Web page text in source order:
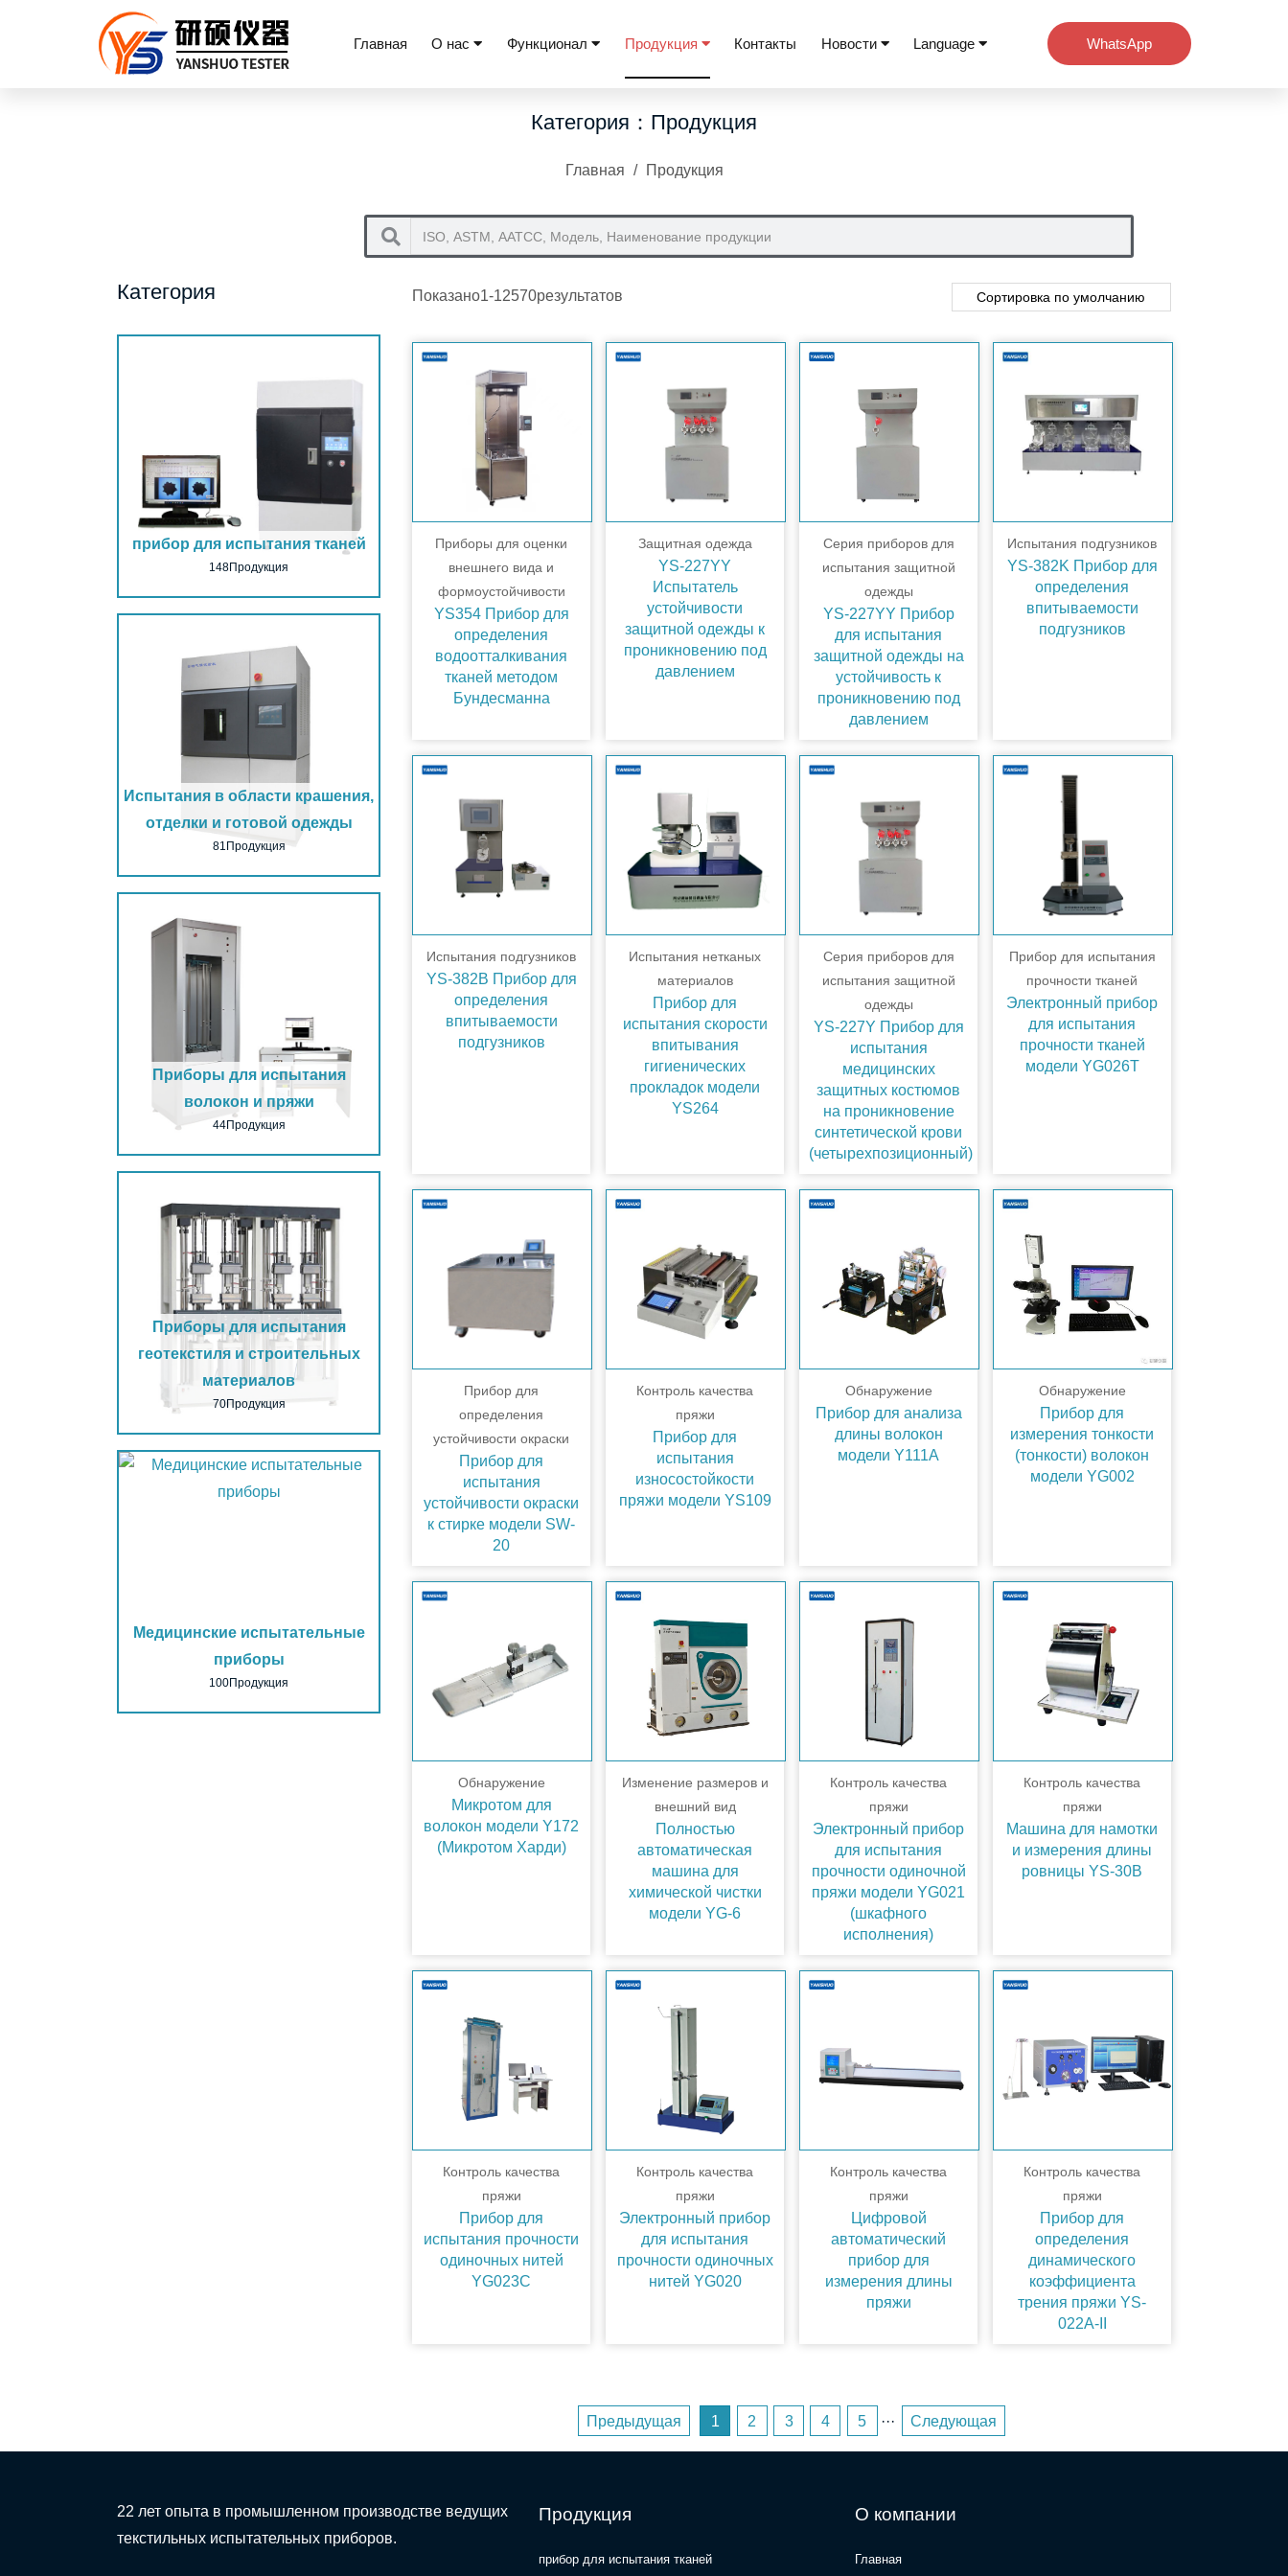
WhatsApp
Главная О нас Функционал Продукция Контакты Новости Language
Категория：Продукция
Главная / Продукция
Категория
прибор для испытания тканей
148Продукция
Испытания в области крашения,
отделки и готовой одежды
81Продукция
Приборы для испытания
волокон и пряжи
44Продукция
Приборы для испытания
геотекстиля и строительных
материалов
70Продукция
Медицинские испытательные
приборы
100Продукция
Показано1-12570результатов
Приборы для оценки
внешнего вида и
формоустойчивости
YS354 Прибор для
определения
водоотталкивания
тканей методом
Бундесманна
Защитная одежда
YS-227YY
Испытатель
устойчивости
защитной одежды к
проникновению под
давлением
Серия приборов для
испытания защитной
одежды
YS-227YY Прибор
для испытания
защитной одежды на
устойчивость к
проникновению под
давлением
Испытания подгузников
YS-382K Прибор для
определения
впитываемости
подгузников
Испытания подгузников
YS-382B Прибор для
определения
впитываемости
подгузников
Испытания нетканых
материалов
Прибор для
испытания скорости
впитывания
гигиенических
прокладок модели
YS264
Серия приборов для
испытания защитной
одежды
YS-227Y Прибор для
испытания
медицинских
защитных костюмов
на проникновение
синтетической крови
(четырехпозиционный)
Прибор для испытания
прочности тканей
Электронный прибор
для испытания
прочности тканей
модели YG026T
Прибор для
определения
устойчивости окраски
Прибор для
испытания
устойчивости окраски
к стирке модели SW-
20
Контроль качества
пряжи
Прибор для
испытания
износостойкости
пряжи модели YS109
Обнаружение
Прибор для анализа
длины волокон
модели Y111A
Обнаружение
Прибор для
измерения тонкости
(тонкости) волокон
модели YG002
Обнаружение
Микротом для
волокон модели Y172
(Микротом Харди)
Изменение размеров и
внешний вид
Полностью
автоматическая
машина для
химической чистки
модели YG-6
Контроль качества
пряжи
Электронный прибор
для испытания
прочности одиночной
пряжи модели YG021
(шкафного
исполнения)
Контроль качества
пряжи
Машина для намотки
и измерения длины
ровницы YS-30B
Контроль качества
пряжи
Прибор для
испытания прочности
одиночных нитей
YG023C
Контроль качества
пряжи
Электронный прибор
для испытания
прочности одиночных
нитей YG020
Контроль качества
пряжи
Цифровой
автоматический
прибор для
измерения длины
пряжи
Контроль качества
пряжи
Прибор для
определения
динамического
коэффициента
трения пряжи YS-
022A-II
Предыдущая 1 2 3 4 5 ··· Следующая
22 лет опыта в промышленном производстве ведущих
текстильных испытательных приборов.
Продукция
прибор для испытания тканей
О компании
Главная